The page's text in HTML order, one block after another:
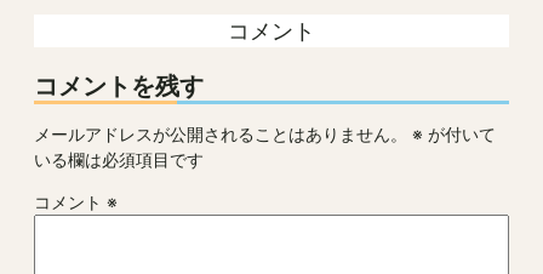
コメント
コメントを残す
メールアドレスが公開されることはありません。 ※ が付いて
いる欄は必須項目です
コメント ※